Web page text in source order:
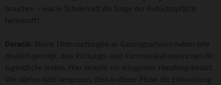
brauchen – was in Schulen oft die Sorge der Aufsichtspflicht
hervorruft?
Derecik: Meine Untersuchungen an Ganztagsschulen haben sehr
deutlich gezeigt, dass Rückzugs- und Kommunikationsnischen für
Jugendliche fehlen. Hier besteht ein dringender Handlungsbedarf.
Wir dürfen nicht vergessen, dass in dieser Phase die Entwicklung